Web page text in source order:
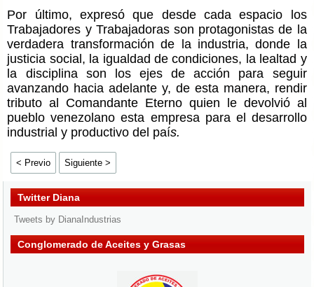
Por último, expresó que desde cada espacio los
Trabajadores y Trabajadoras son protagonistas de la
verdadera transformación de la industria, donde la
justicia social, la igualdad de condiciones, la lealtad y
la disciplina son los ejes de acción para seguir
avanzando hacia adelante y, de esta manera, rendir
tributo al Comandante Eterno quien le devolvió al
pueblo venezolano esta empresa para el desarrollo
industrial y productivo del país.
< Previo Siguiente >
Twitter Diana
Tweets by DianaIndustrias
Conglomerado de Aceites y Grasas